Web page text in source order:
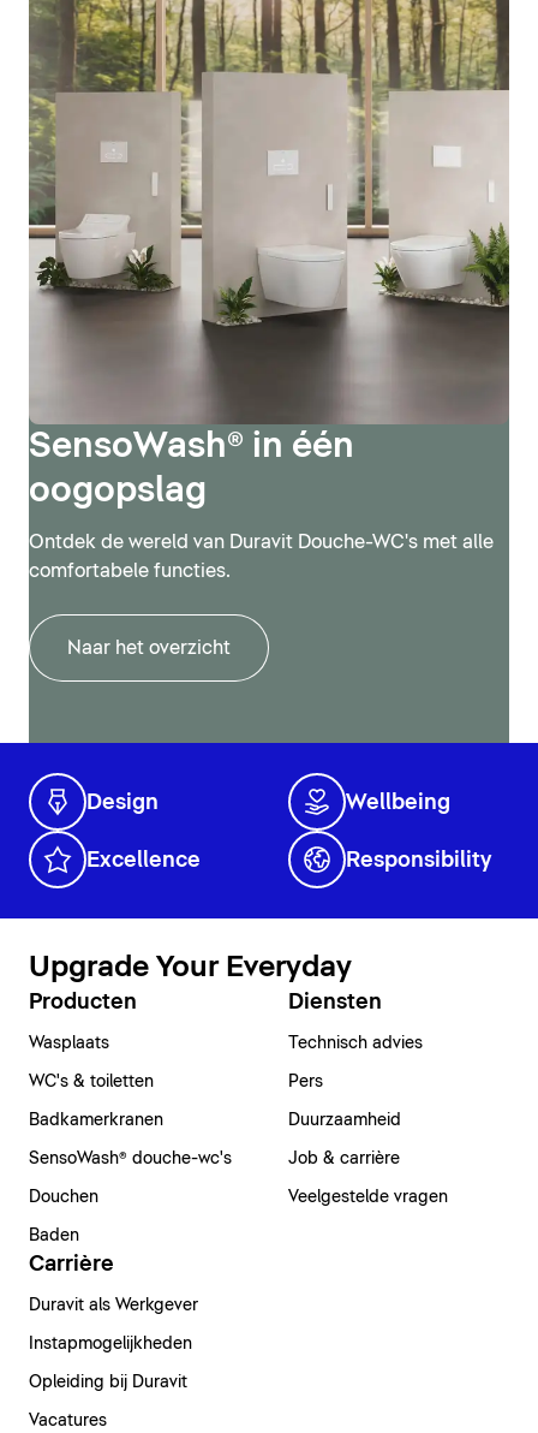
SensoWash® in één
oogopslag
Ontdek de wereld van Duravit Douche-WC's met alle
comfortabele functies.
Naar het overzicht
Design Wellbeing
Excellence Responsibility
Upgrade Your Everyday
Producten
Wasplaats
WC's & toiletten
Badkamerkranen
SensoWash® douche-wc's
Douchen
Baden
Diensten
Technisch advies
Pers
Duurzaamheid
Job & carrière
Veelgestelde vragen
Carrière
Duravit als Werkgever
Instapmogelijkheden
Opleiding bij Duravit
Vacatures